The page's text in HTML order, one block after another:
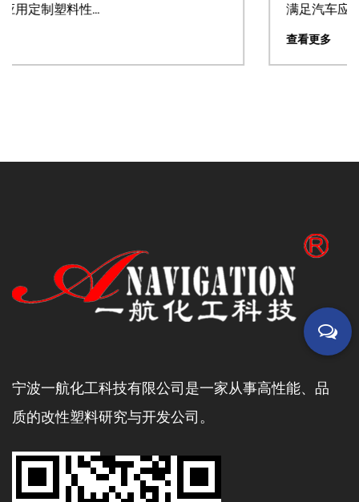
满足汽车应用的严格要...
宁波一航化工科技有限公司是一家从事高性能、品
质的改性塑料研究与开发公司。